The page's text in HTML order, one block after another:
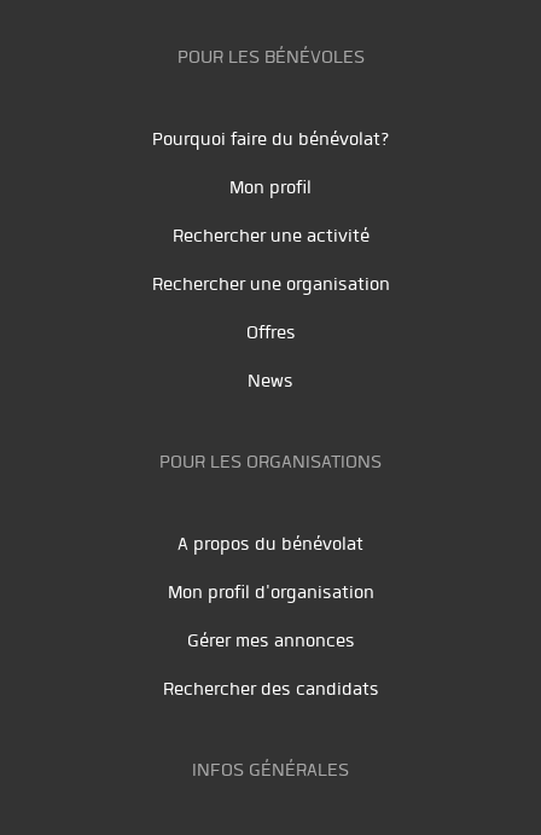
POUR LES BÉNÉVOLES
Pourquoi faire du bénévolat?
Mon profil
Rechercher une activité
Rechercher une organisation
Offres
News
POUR LES ORGANISATIONS
A propos du bénévolat
Mon profil d'organisation
Gérer mes annonces
Rechercher des candidats
INFOS GÉNÉRALES